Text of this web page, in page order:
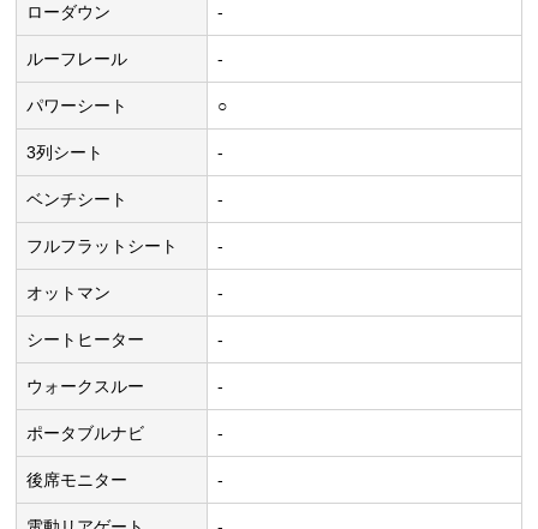
ローダウン -
ルーフレール -
パワーシート ○
3列シート -
ベンチシート -
フルフラットシート -
オットマン -
シートヒーター -
ウォークスルー -
ポータブルナビ -
後席モニター -